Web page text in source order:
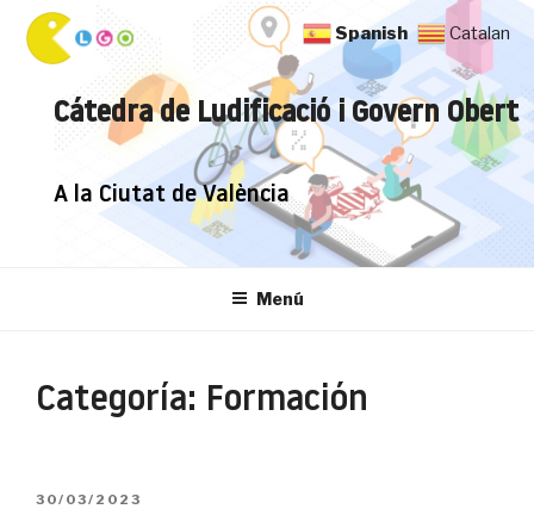
Saltar
contenido
Cátedra de Ludificació i Govern Obert
A la Ciutat de València
Menú
Categoría: Formación
PUBLICADO
30/03/2023
Spanish Catalan